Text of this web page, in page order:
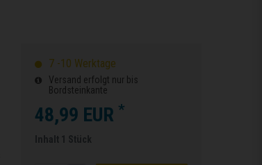
7 -10 Werktage
Versand erfolgt nur bis
Bordsteinkante
48,99 EUR *
Inhalt 1 Stück